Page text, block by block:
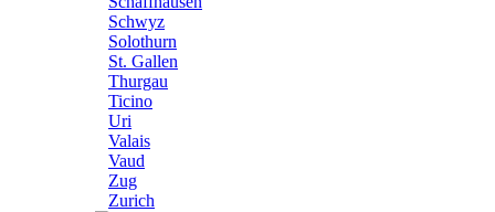
Schwyz
Solothurn
St. Gallen
Thurgau
Ticino
Uri
Valais
Vaud
Zug
Zurich